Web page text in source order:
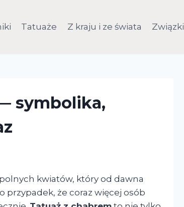
Tatuaże Z kraju i ze świata Związki
symbolika,
kwiatów, który od dawna
przypadek, że coraz więcej osób